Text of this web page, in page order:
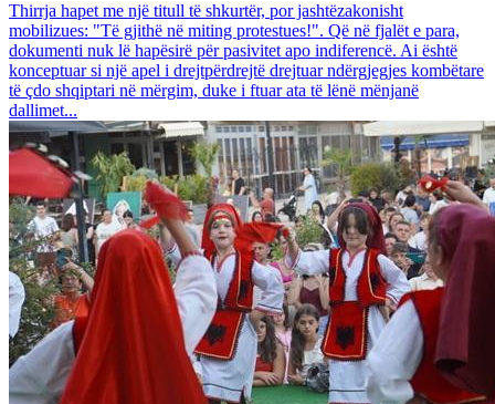
Thirrja hapet me një titull të shkurtër, por jashtëzakonisht
mobilizues: "Të gjithë në miting protestues!". Që në fjalët e para,
dokumenti nuk lë hapësirë për pasivitet apo indiferencë. Ai është
konceptuar si një apel i drejtpërdrejtë drejtuar ndërgjegjes kombëtare
të çdo shqiptari në mërgim, duke i ftuar ata të lënë mënjanë
dallimet...